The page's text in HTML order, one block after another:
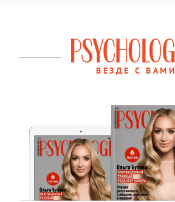
ВЕЗДЕ С ВАМИ